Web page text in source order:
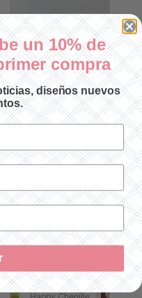
Candy DMC
DMC
un 10% de
compra
diseños nuevos